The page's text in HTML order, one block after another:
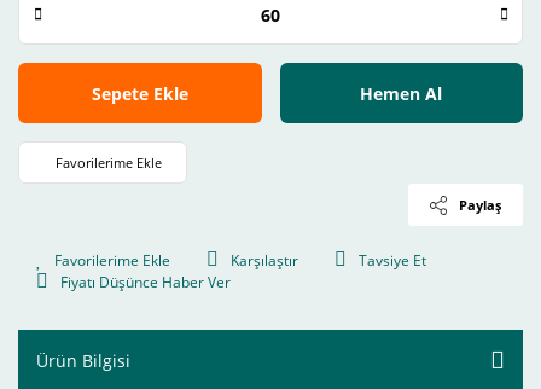
Sepete Ekle Hemen Al
Paylaş
Karşılaştır
Tavsiye Et
Fiyatı Düşünce Haber Ver
Ürün Bilgisi